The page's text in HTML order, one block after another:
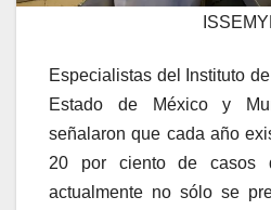
Especialistas del Instituto
Estado de México y
señalaron que cada año
20 por ciento de casos
actualmente no sólo se